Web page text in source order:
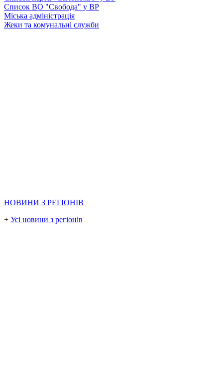
Список ВО "Свобода" у ВР
Міська адміністрація
Жеки та комунальні служби
НОВИНИ З РЕГІОНІВ
+ Усі новини з регіонів